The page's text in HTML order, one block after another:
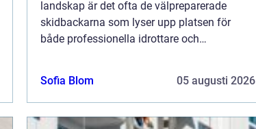
landskap är det ofta de välpreparerade
skidbackarna som lyser upp platsen för
både professionella idrottare och
Sofia Blom 05 augusti 2026